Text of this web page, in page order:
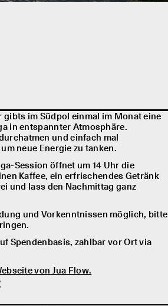
gibts im Südpol einmal im Monat eine
in entspannter Atmosphäre.
und einfach mal
neue Energie zu tanken.
Session öffnet um 14 Uhr die
Kaffee, ein erfrischendes Getränk
und lass den Nachmittag ganz
und Vorkenntnissen möglich, bitte
Spendenbasis, zahlbar vor Ort via
von Jua Flow.